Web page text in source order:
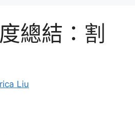
總結：割
Liu